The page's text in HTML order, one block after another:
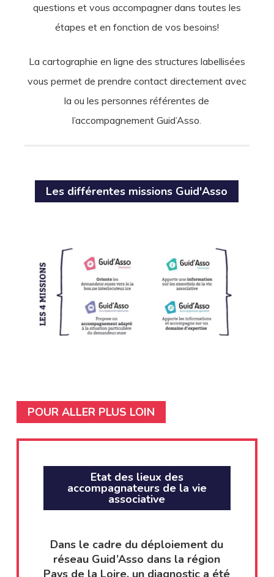
questions et vous accompagner dans toutes les
étapes et en fonction de vos besoins!
La cartographie en ligne des structures labellisées
vous permet de prendre contact directement avec
la ou les personnes référentes de
l’accompagnement Guid’Asso.
Les différentes missions Guid'Asso
POUR ALLER PLUS LOIN
Etat des lieux des
accompagnateurs de la vie
associative
Dans le cadre du déploiement du
réseau Guid’Asso dans la région
Pays de la Loire, un diagnostic a été